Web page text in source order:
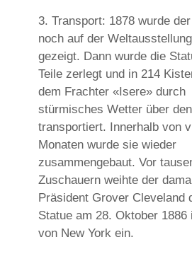
3. Transport: 1878 wurde
noch auf der
gezeigt. Dann wurde die
Teile zerlegt und in 214
dem Frachter «Isere» durch
stürmisches Wetter über
transportiert. Innerhalb von
Monaten wurde sie wieder
zusammengebaut. Vor
Zuschauern weihte der
Präsident Grover Cleveland
Statue am 28. Oktober 1886
von New York ein.